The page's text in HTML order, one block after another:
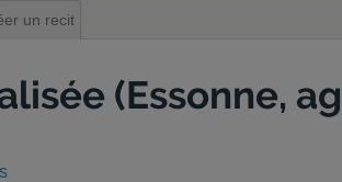
un recit
(Essonne,